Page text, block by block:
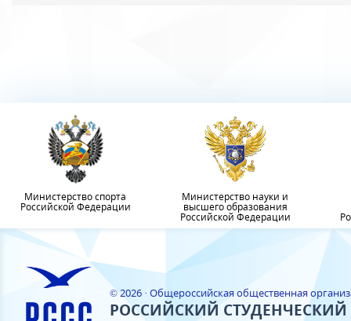
Министерство спорта
Российской Федерации
Министерство науки и
высшего образования
Российской Федерации
© 2026 · Общероссийская общественная
РОССИЙСКИЙ